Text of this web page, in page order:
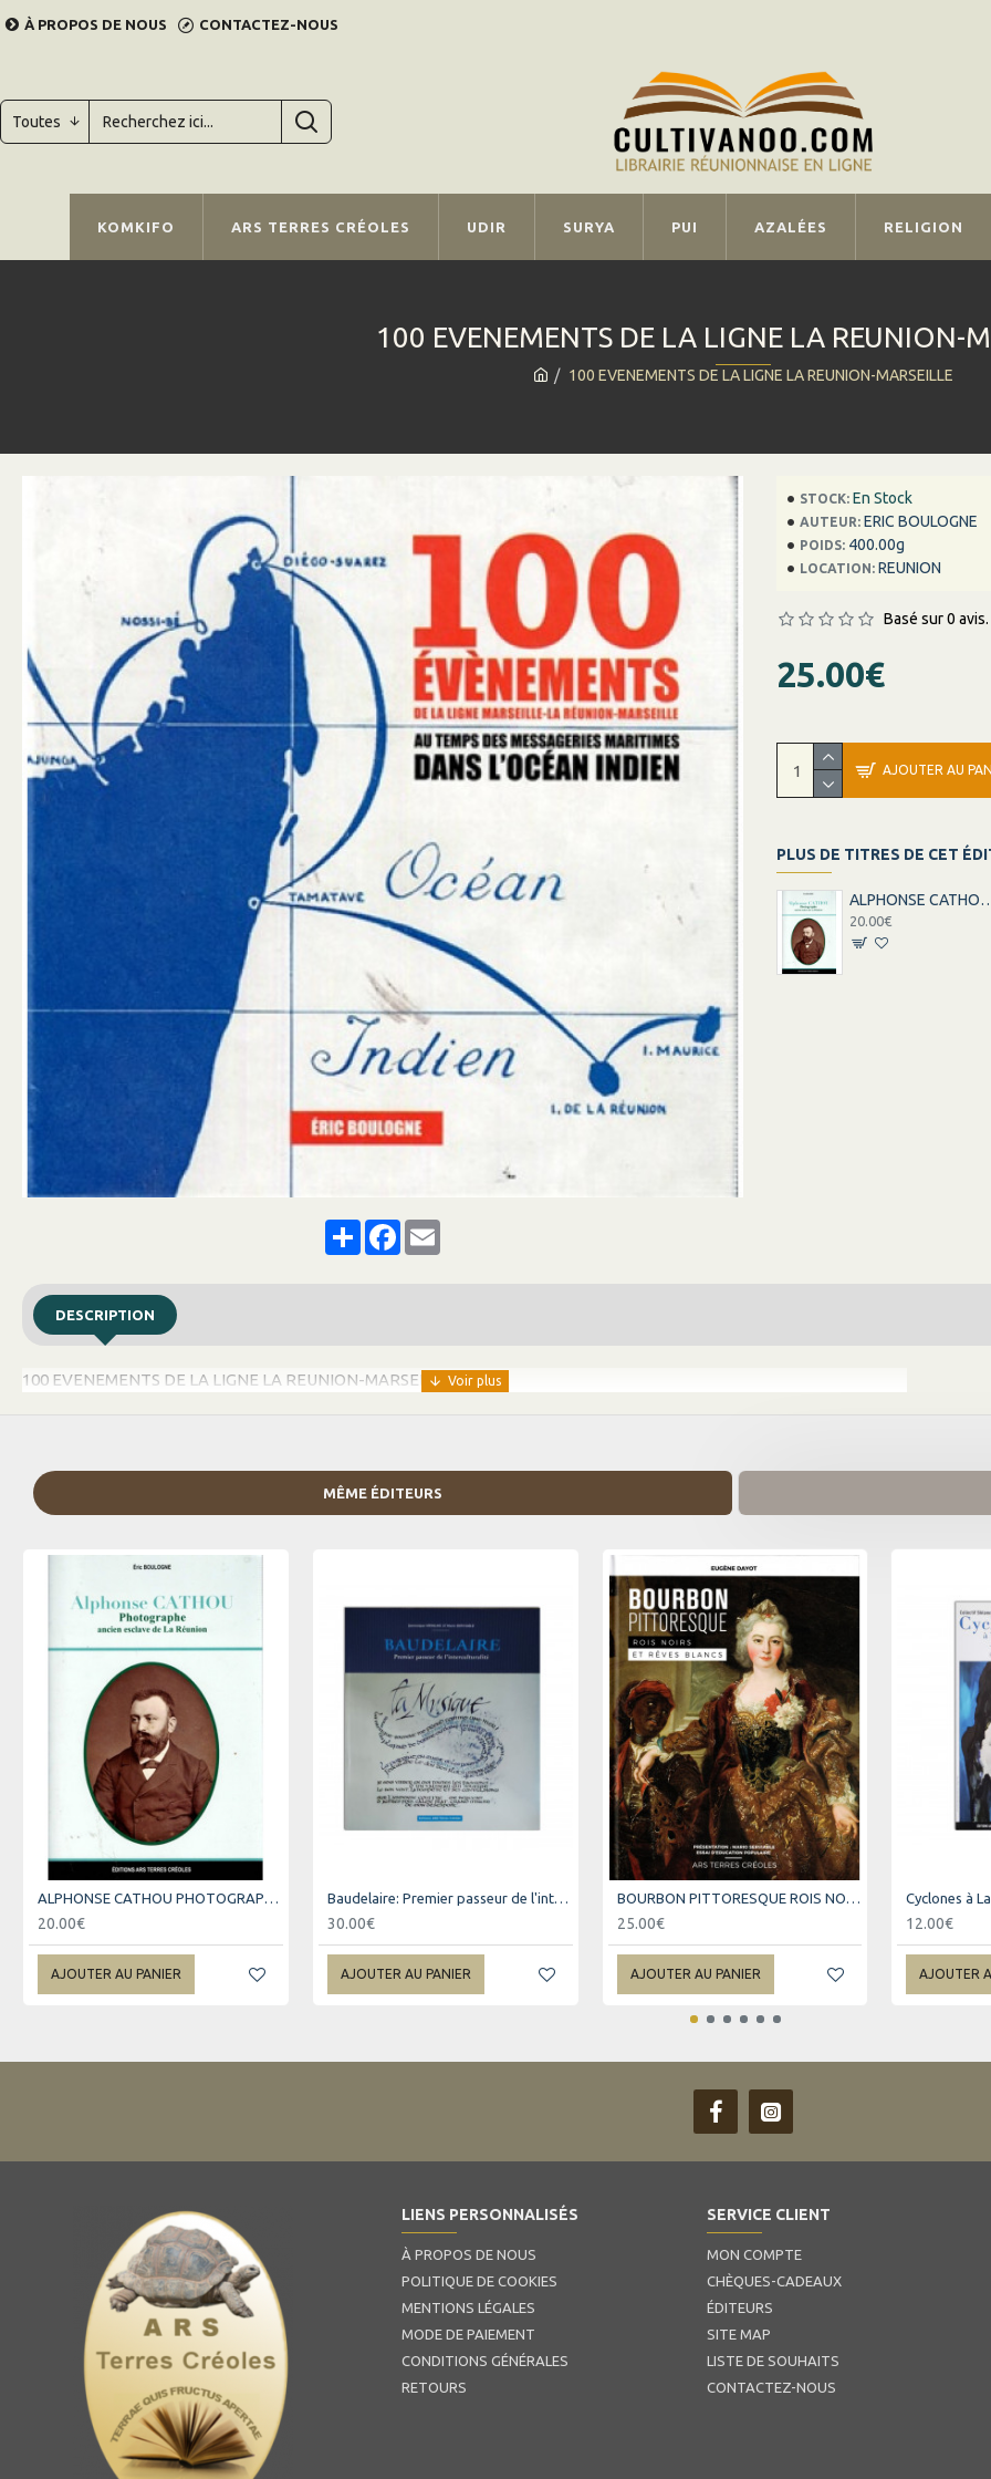
À PROPOS DE NOUS CONTACTEZ-NOUS
Toutes
KOMKIFO ARS TERRES CRÉOLES UDIR SURYA PUI AZALÉES RELIGION
100 EVENEMENTS DE LA LIGNE LA REUNION-MARSEILLE
100 EVENEMENTS DE LA LIGNE LA REUNION-
ShareFacebook
Email
STOCK: En Stock
AUTEUR: ERIC BOULOGNE
POIDS: 400.00g
LOCATION: REUNION
Basé sur 0 avis.
25.00€
AJOUTER AU
PLUS DE TITRES DE CET
ALPHONSE CATHOU
20.00€
DESCRIPTION
100 EVENEMENTS DE LA LIGNE LA REUNION-MARSEILLE
MÊME ÉDITEURS
ALPHONSE CATHOU PHOTOGRAPHE - ANCIEN ESCLAVE DE LA REUNION
20.00€
AJOUTER AU PANIER
Baudelaire: Premier passeur de l'interculturailté
30.00€
AJOUTER AU PANIER
BOURBON PITTORESQUE ROIS NOIRS ET REVES BLANCS
25.00€
AJOUTER AU PANIER
Cyclones à
12.00€
AJOUTER
LIENS PERSONNALISÉS
À PROPOS DE NOUS
POLITIQUE DE COOKIES
MENTIONS LÉGALES
MODE DE PAIEMENT
CONDITIONS GÉNÉRALES
RETOURS
SERVICE CLIENT
MON COMPTE
CHÈQUES-CADEAUX
ÉDITEURS
SITE MAP
LISTE DE SOUHAITS
CONTACTEZ-NOUS